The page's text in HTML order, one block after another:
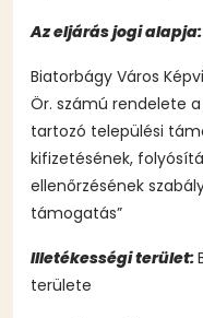
Az eljárás jogi alapja:
Biatorbágy Város
Ör. számú rendelete
tartozó települési
kifizetésének,
ellenőrzésének
támogatás”
Illetékességi terület:
területe